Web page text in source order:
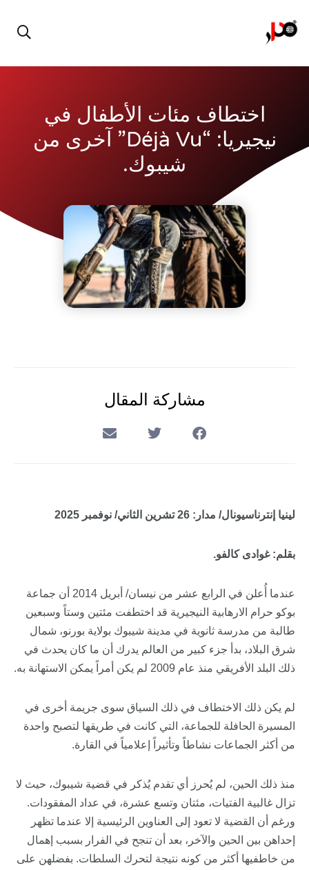
اختطاف مئات الأطفال في
نيجيريا: “déjà Vu” آخرى من
شيبوك.
مشاركة المقال
لينيا إنترناسيونال/ مدار: 26 تشرين الثاني/ نوفمبر 2025
بقلم: غوادى كالفو.
عندما أُعلن في الرابع عشر من نيسان/ أبريل 2014 أن جماعة
بوكو حرام الارهابية النيجيرية قد اختطفت مئتين وستاً وسبعين
طالبة من مدرسة ثانوية في مدينة شيبوك بولاية بورنو، شمال
شرق البلاد، بدأ جزء كبير من العالم يدرك أن ما كان يحدث في
ذلك البلد الأفريقي منذ عام 2009 لم يكن أمراً يمكن الاستهانة به.
لم يكن ذلك الاختطاف في ذلك السياق سوى جريمة أخرى في
المسيرة الحافلة للجماعة، التي كانت في طريقها لتصبح واحدة
من أكثر الجماعات نشاطاً وتأثيراً إعلامياً في القارة.
منذ ذلك الحين، لم يُحرز أي تقدم يُذكر في قضية شيبوك، حيث لا
تزال غالبية الفتيات، مئتان وتسع عشرة، في عداد المفقودات.
ورغم أن القضية لا تعود إلى العناوين الرئيسية إلا عندما تظهر
إحداهن بين الحين والآخر، بعد أن تنجح في الفرار بسبب إهمال
من خاطفيها أكثر من كونه نتيجة لتحرك السلطات. بفضلهن على